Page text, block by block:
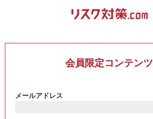
会員限定コンテンツ
メールアドレス